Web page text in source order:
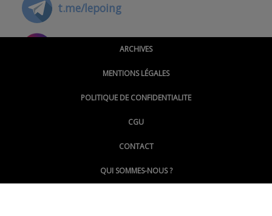
t.me/lepoing
@montpellierpoinginfo
@LePoingMontpellier
ARCHIVES
MENTIONS LÉGALES
POLITIQUE DE CONFIDENTIALITE
CGU
CONTACT
QUI SOMMES-NOUS ?